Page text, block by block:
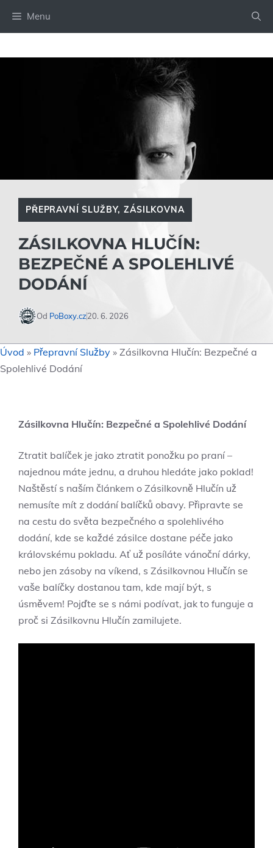
Menu
PŘEPRAVNÍ SLUŽBY,ZÁSILKOVNA
ZÁSILKOVNA HLUČÍN:
BEZPEČNÉ A SPOLEHLIVÉ
DODÁNÍ
Od PoBoxy.cz20. 6. 2026
Úvod » Přepravní Služby » Zásilkovna Hlučín: Bezpečné a
Spolehlivé Dodání
Zásilkovna Hlučín: Bezpečné a Spolehlivé Dodání
Ztratit balíček je jako ztratit ponožku po praní –
najednou máte jednu, a druhou hledáte jako poklad!
Naštěstí s naším článkem o Zásilkovně Hlučín už
nemusíte mít z dodání balíčků obavy. Připravte se
na cestu do světa bezpečného a spolehlivého
dodání, kde se každé zásilce dostane péče jako
královskému pokladu. Ať už posíláte vánoční dárky,
nebo jen zásoby na víkend, s Zásilkovnou Hlučín se
vaše balíčky dostanou tam, kde mají být, s
úsměvem! Pojďte se s námi podívat, jak to funguje a
proč si Zásilkovnu Hlučín zamilujete.